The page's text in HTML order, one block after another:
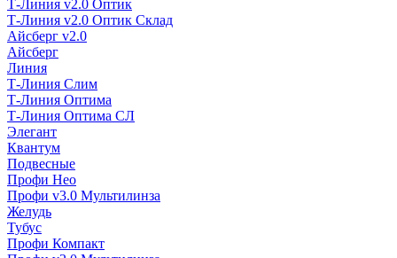
Т-Линия v2.0 Оптик
Т-Линия v2.0 Оптик Склад
Айсберг v2.0
Айсберг
Линия
Т-Линия Слим
Т-Линия Оптима
Т-Линия Оптима СЛ
Элегант
Квантум
Подвесные
Профи Нео
Профи v3.0 Мультилинза
Желудь
Тубус
Профи Компакт